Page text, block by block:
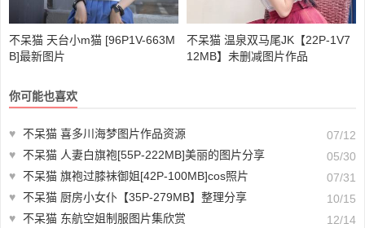
不呆猫 天台小m猫 [96P1V-663M
B]最新图片
不呆猫 温泉双马尾JK【22P-1V7
12MB】未删减图片作品
你可能也喜欢
♥ 不呆猫 喜多川海梦图片作品资源
07/12
♥ 不呆猫 人妻白旗袍[55P-222MB]美丽的图片分享
05/30
♥ 不呆猫 旗袍过膝袜御姐[42P-100MB]cos照片
07/31
♥ 不呆猫 厨房小女仆【35P-279MB】整理分享
10/15
♥ 不呆猫 东航空姐制服图片集欣赏
12/14